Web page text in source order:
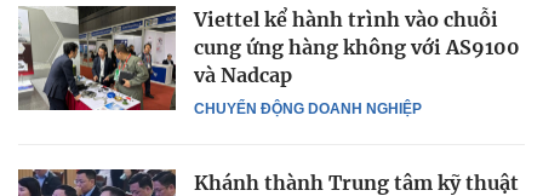
CHUYỂN ĐỘNG DOANH NGHIỆP
Viettel kể hành trình vào chuỗi
cung ứng hàng không với AS9100
và Nadcap
Khánh thành Trung tâm kỹ thuật